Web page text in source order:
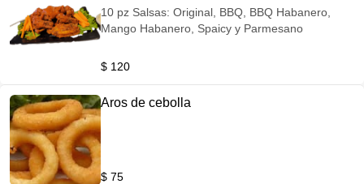
10 pz Salsas: Original, BBQ, BBQ Habanero,
Mango Habanero, Spaicy y Parmesano
$ 120
Aros de cebolla
$ 75